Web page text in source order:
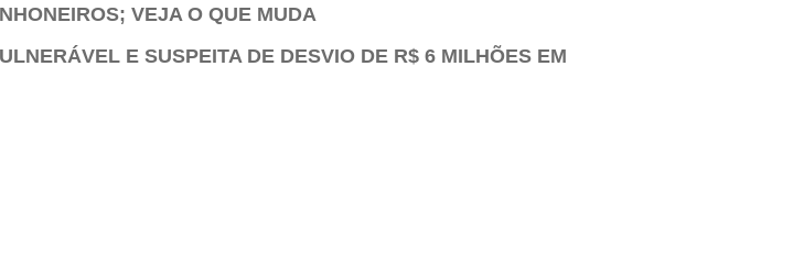
VEJA O QUE MUDA
E SUSPEITA DE DESVIO DE R$ 6 MILHÕES EM